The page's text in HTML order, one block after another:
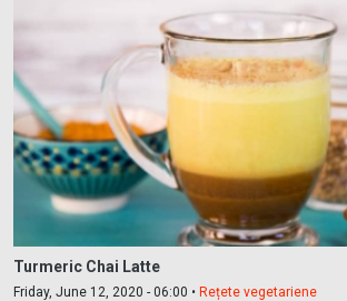
Turmeric Chai Latte
Friday, June 12, 2020 - 06:00 • Rețete vegetariene